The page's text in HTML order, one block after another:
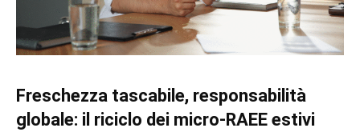
Freschezza tascabile, responsabilità
globale: il riciclo dei micro-RAEE estivi